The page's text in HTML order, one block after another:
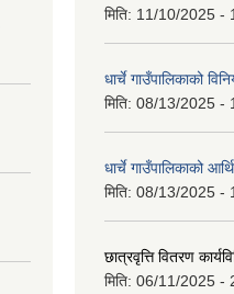
मिति: 11/10/2025 -
धार्चे गाउँपालिकाको
मिति: 08/13/2025 -
धार्चे गाउँपालिकाको
मिति: 08/13/2025 -
छात्रवृत्ति वितरण
मिति: 06/11/2025 -